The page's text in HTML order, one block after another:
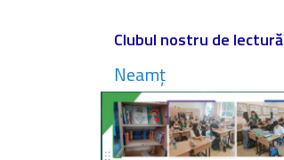
Clubul nostru de lectură
Neamț